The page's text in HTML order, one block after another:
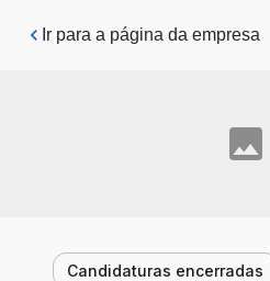
Pular para o conteúdo principal
Ir para a página da empresa
Candidaturas encerradas